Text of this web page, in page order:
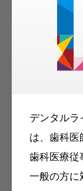
デンタルラ
は、歯科医
歯科医療従
一般の方に
ご登録
科衛生
容のメ